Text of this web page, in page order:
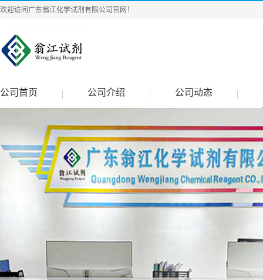
欢迎访问广东翁江化学试剂有限公司官网！
公司首页 公司介绍 公司动态